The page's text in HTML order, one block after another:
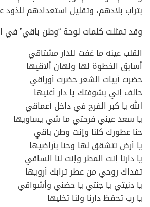
بتراب بلادهم، وتقليل استعدادهم للذود
وقد تمثلت كلمات لوحة “وطن باقي” في
القلب عينه ما غفت للدار مشتاقي
أسابق الخطوة لها ولهان ألاقيها
حضرت أبيات الشعر حضرت أوراقي
حالف إني بشوفتك يا دار أغنيها
الله يا كبر الفرح في داخل أعماقي
يا سعد عيني فرحتي ما شي يساويها
حنا عطورك كلنا وإنت وطن باقي
يا أرض نتشقق لها وحنا بأراضيها
يا دارنا إنت المطر وإنت لنا الساقي
تفداك روحي من عطر ترابك أرويها
يا دنيتي يا جنتي يا حضني وأشواقي
يا رب تحفظ دارنا ولنا تخليها